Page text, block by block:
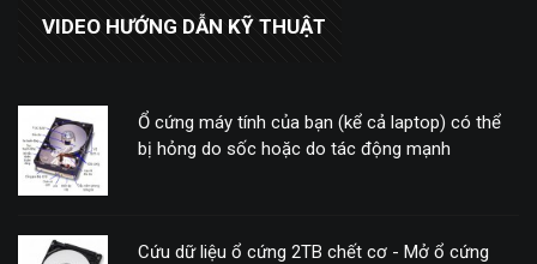
VIDEO HƯỚNG DẪN KỸ THUẬT
Ổ cứng máy tính của bạn (kể cả laptop) có thể
bị hỏng do sốc hoặc do tác động mạnh
Cứu dữ liệu ổ cứng 2TB chết cơ - Mở ổ cứng